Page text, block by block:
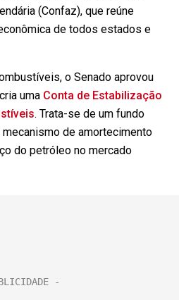
(Confaz), que reúne
de todos estados e
o Senado aprovou
uma Conta de Estabilização
. Trata-se de um fundo
de amortecimento
do petróleo no mercado